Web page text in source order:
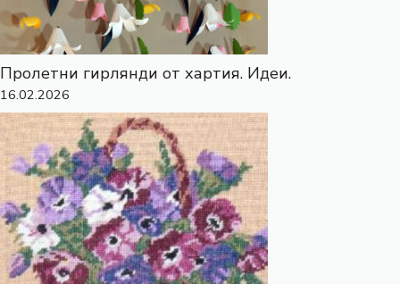
Пролетни гирлянди от хартия. Идеи.
16.02.2026